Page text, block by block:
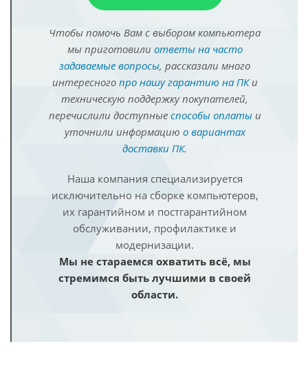
Чтобы помочь Вам с выбором компьютера
мы приготовили ответы на часто
задаваемые вопросы, рассказали много
интересного про нашу гарантию на ПКи
техническую поддержку покупателей,
перечислили доступные способы оплатыи
уточнили информацию о вариантах
доставки ПК.
Наша компания специализируется
исключительно на сборке компьютеров,
их гарантийном и постгарантийном
обслуживании, профилактике и
модернизации.
Мы не стараемся охватить всё, мы
стремимся быть лучшими в своей
области.